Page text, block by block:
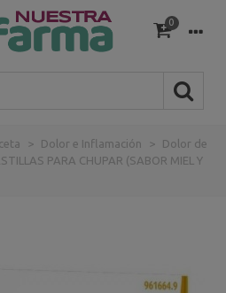
0
> Dolor e Inflamación >
Dolor de
PARA CHUPAR (SABOR MIEL Y